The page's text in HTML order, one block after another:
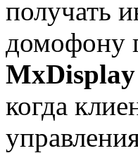
получать
домофону
MxDisplay
когда